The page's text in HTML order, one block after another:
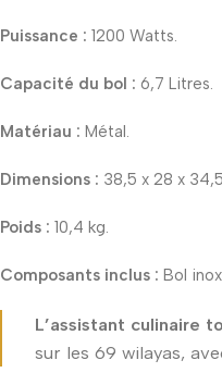
Puissance : 1200 Watts.
Capacité du bol : 6,7 Litres.
Matériau : Métal.
Dimensions : 38,5 x 28 x
Poids : 10,4 kg.
Composants inclus : Bol
L’assistant culinaire
sur les 69 wilayas,